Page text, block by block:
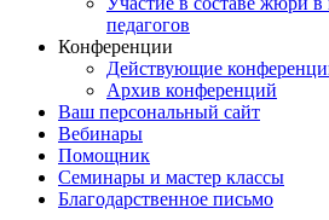
Участие в составе жюри в
педагогов
Конференции
Действующие
Архив конференций
Ваш персональный сайт
Вебинары
Помощник
Семинары и мастер классы
Благодарственное письмо